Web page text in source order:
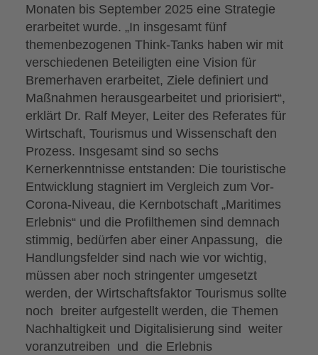
Monaten bis September 2025 eine Strategie
erarbeitet wurde. „In insgesamt fünf
themenbezogenen Think-Tanks haben wir mit
verschiedenen Beteiligten eine Vision für
Bremerhaven erarbeitet, Ziele definiert und
Maßnahmen herausgearbeitet und priorisiert“,
erklärt Dr. Ralf Meyer, Leiter des Referates für
Wirtschaft, Tourismus und Wissenschaft den
Prozess. Insgesamt sind so sechs
Kernerkenntnisse entstanden: Die touristische
Entwicklung stagniert im Vergleich zum Vor-
Corona-Niveau, die Kernbotschaft „Maritimes
Erlebnis“ und die Profilthemen sind demnach
stimmig, bedürfen aber einer Anpassung, die
Handlungsfelder sind nach wie vor wichtig,
müssen aber noch stringenter umgesetzt
werden, der Wirtschaftsfaktor Tourismus sollte
noch breiter aufgestellt werden, die Themen
Nachhaltigkeit und Digitalisierung sind weiter
voranzutreiben und die Erlebnis